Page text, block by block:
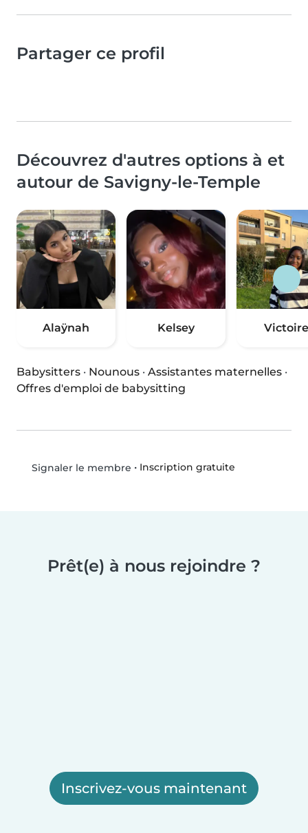
Partager ce profil
Découvrez d'autres options à et
autour de Savigny-le-Temple
Alaÿnah Kelsey Victoire
Babysitters · Nounous · Assistantes maternelles ·
Offres d'emploi de babysitting
Signaler le membre • Inscription gratuite
Prêt(e) à nous rejoindre ?
Inscrivez-vous maintenant